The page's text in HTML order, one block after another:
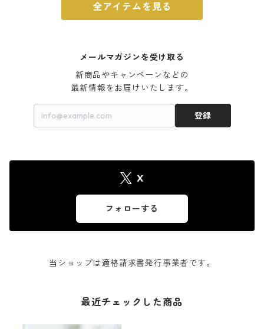
全アイテムを見る
メールマガジンを受け取る
新商品やキャンペーンなどの
最新情報をお届けいたします。
登録
X
フォローする
当ショップは適格請求書発行事業者です。
最近チェックした商品